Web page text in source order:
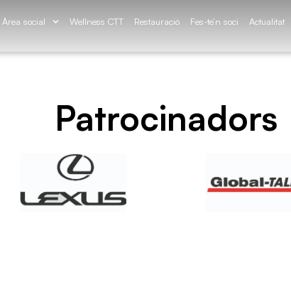
Àrea social Wellness CTT Restauració Fes-te’n soci Actualitat
Patrocinadors